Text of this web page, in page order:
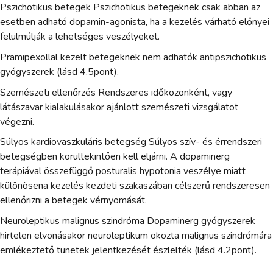
Pszichotikus betegek Pszichotikus betegeknek csak abban az
esetben adható dopamin-agonista, ha a kezelés várható előnyei
felülmúlják a lehetséges veszélyeket.
Pramipexollal kezelt betegeknek nem adhatók antipszichotikus
gyógyszerek (lásd 4.5pont).
Szemészeti ellenőrzés Rendszeres időközönként, vagy
látászavar kialakulásakor ajánlott szemészeti vizsgálatot
végezni.
Súlyos kardiovaszkuláris betegség Súlyos szív- és érrendszeri
betegségben körültekintően kell eljárni. A dopaminerg
terápiával összefüggő posturalis hypotonia veszélye miatt
különösena kezelés kezdeti szakaszában célszerű rendszeresen
ellenőrizni a betegek vérnyomását.
Neuroleptikus malignus szindróma Dopaminerg gyógyszerek
hirtelen elvonásakor neuroleptikum okozta malignus szindrómára
emlékeztető tünetek jelentkezését észlelték (lásd 4.2pont).